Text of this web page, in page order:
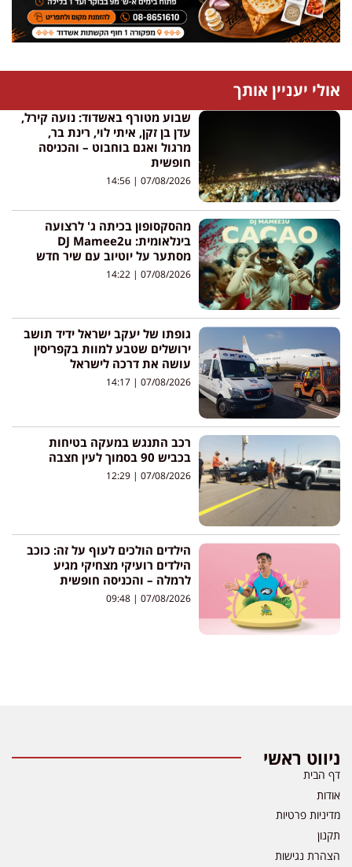
אולי יעניין אותך
שבוע מטורף באשדוד: נועה קירל,
עדן בן זקן, איתי לוי, רינת בר,
מרגול ואגם בוחבוט – והכניסה
חופשית
07/08/2026
מהסקסופון בכיתה ג' לרצועה
בינלאומית: DJ Mamee2u
מסתער על יוטיוב עם שיר חדש
07/08/2026
גופתו של יעקב ישראל ידיד תושב
ירושלים שטבע למוות בקפריסין
עושה את דרכה לישראל
07/08/2026
רכב התנגש במעקה בטיחות
בכביש 90 בסמוך לעין חצבה
07/08/2026
הילדים הולכים לעוף על זה: כוכב
הילדים רועיקי מצחיקי מגיע
לרמלה – והכניסה חופשית
07/08/2026
ניווט ראשי
דף הבית
אודות
מדיניות פרטיות
תקנון
הצהרת נגישות